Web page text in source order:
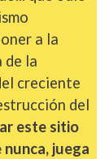
a la
de la
creciente
del
este sitio
juega